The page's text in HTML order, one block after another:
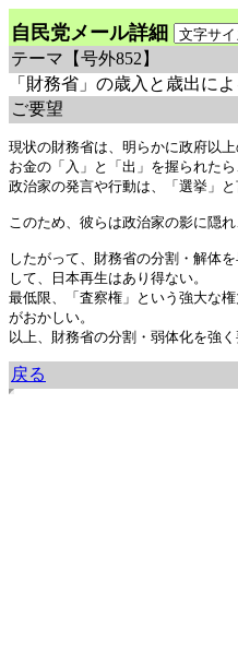
自民党メール詳細
テーマ 【号外852】
「財務省」の歳入と歳出に
ご要望
現状の財務省は、明らかに政府以
お金の「入」と「出」を握られた
政治家の発言や行動は、「選挙」
このため、彼らは政治家の影に隠
したがって、財務省の分割・解体
して、日本再生はあり得ない。
最低限、「査察権」という強大な
がおかしい。
戻る